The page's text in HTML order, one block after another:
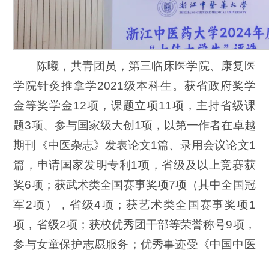
陈曦，共青团员，第三临床医学院、康复医
学院针灸推拿学2021级本科生。获省政府奖学
金等奖学金12项，课题立项11项，主持省级课
题3项、参与国家级大创1项，以第一作者在卓越
期刊《中医杂志》发表论文1篇、录用会议论文1
篇，申请国家发明专利1项，省级及以上竞赛获
奖6项；获武术类全国赛事奖项7项（其中全国冠
军2项），省级4项；获艺术类全国赛事奖项1
项，省级2项；获校优秀团干部等荣誉称号9项，
参与女童保护志愿服务；优秀事迹受《中国中医